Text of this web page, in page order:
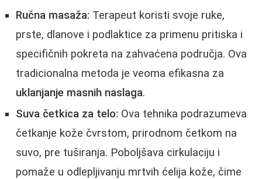
Ručna masaža: Terapeut koristi svoje ruke,
prste, dlanove i podlaktice za primenu pritiska i
specifičnih pokreta na zahvaćena područja. Ova
tradicionalna metoda je veoma efikasna za
uklanjanje masnih naslaga.
Suva četkica za telo: Ova tehnika podrazumeva
četkanje kože čvrstom, prirodnom četkom na
suvo, pre tuširanja. Poboljšava cirkulaciju i
pomaže u odlepljivanju mrtvih ćelija kože, čime